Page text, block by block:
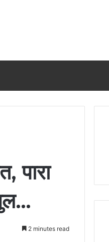
पारा
2 minutes read